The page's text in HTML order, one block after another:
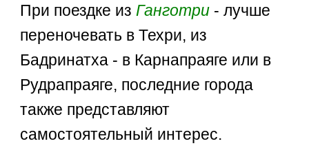
При поездке из Ганготри - лучше
переночевать в Техри, из
Бадринатха - в Карнапраяге или в
Рудрапраяге, последние города
также представляют
самостоятельный интерес.